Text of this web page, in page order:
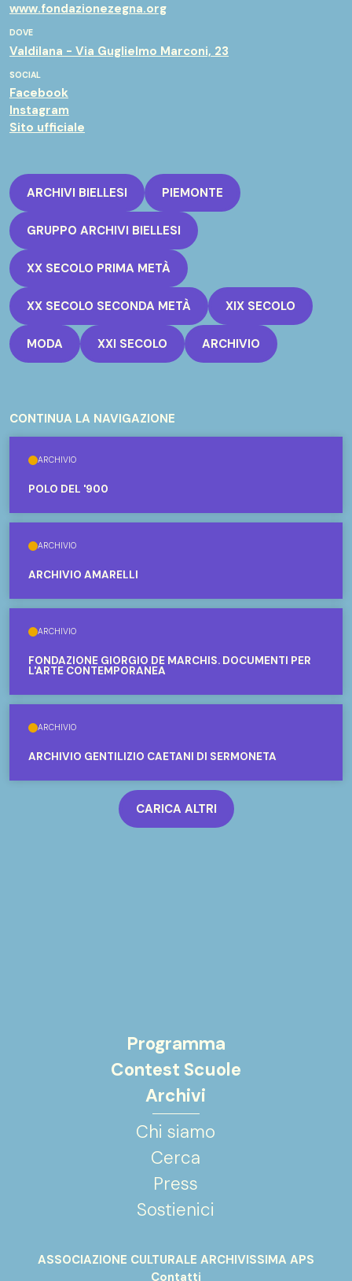
www.fondazionezegna.org
DOVE
Valdilana - Via Guglielmo Marconi, 23
SOCIAL
Facebook
Instagram
Sito ufficiale
ARCHIVI BIELLESI PIEMONTE
GRUPPO ARCHIVI BIELLESI
XX SECOLO PRIMA METÀ
XX SECOLO SECONDA METÀ XIX SECOLO
MODA XXI SECOLO ARCHIVIO
CONTINUA LA NAVIGAZIONE
ARCHIVIO
POLO DEL '900
ARCHIVIO
ARCHIVIO AMARELLI
ARCHIVIO
FONDAZIONE GIORGIO DE MARCHIS. DOCUMENTI PER
L'ARTE CONTEMPORANEA
ARCHIVIO
ARCHIVIO GENTILIZIO CAETANI DI SERMONETA
CARICA ALTRI
Programma
Contest Scuole
Archivi
Chi siamo
Cerca
Press
Sostienici
ASSOCIAZIONE CULTURALE ARCHIVISSIMA APS
Contatti